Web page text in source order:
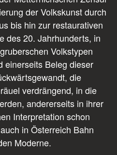
der Volkskunst durch
bis hin zur restaurativen
des 20. Jahrhunderts, in
Volkstypen
einerseits Beleg dieser
die
verdrängend, in die
andererseits in ihrer
Interpretation schon
in Österreich Bahn
Moderne.